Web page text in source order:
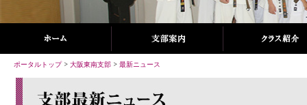
ポータルトップ> 大阪東南支部 > 最新ニュース